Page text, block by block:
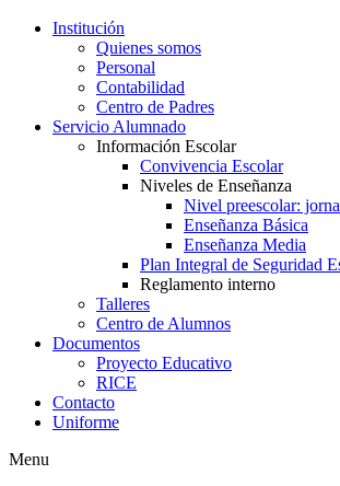
Institución
Quienes somos
Personal
Contabilidad
Centro de Padres
Servicio Alumnado
Información Escolar
Convivencia Escolar
Niveles de Enseñanza
Nivel preescolar:
Enseñanza Básica
Enseñanza Media
Plan Integral de Seguridad
Reglamento interno
Talleres
Centro de Alumnos
Documentos
Proyecto Educativo
RICE
Contacto
Uniforme
Menu